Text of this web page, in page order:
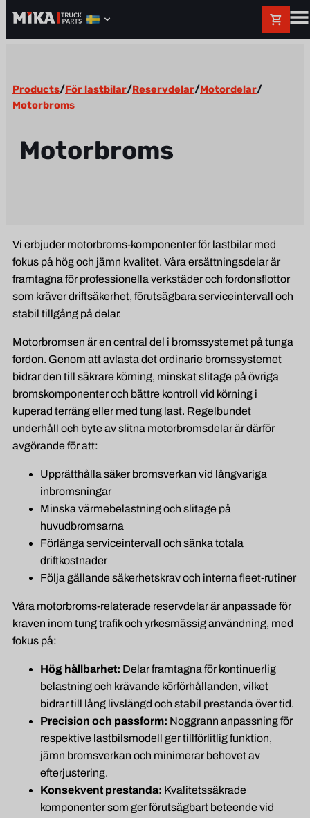
Products/För lastbilar/Reservdelar/Motordelar/
Motorbroms
Motorbroms
Vi erbjuder motorbroms-komponenter för lastbilar med
fokus på hög och jämn kvalitet. Våra ersättningsdelar är
framtagna för professionella verkstäder och fordonsflottor
som kräver driftsäkerhet, förutsägbara serviceintervall och
stabil tillgång på delar.
Motorbromsen är en central del i bromssystemet på tunga
fordon. Genom att avlasta det ordinarie bromssystemet
bidrar den till säkrare körning, minskat slitage på övriga
bromskomponenter och bättre kontroll vid körning i
kuperad terräng eller med tung last. Regelbundet
underhåll och byte av slitna motorbromsdelar är därför
avgörande för att:
Upprätthålla säker bromsverkan vid långvariga
inbromsningar
Minska värmebelastning och slitage på
huvudbromsarna
Förlänga serviceintervall och sänka totala
driftkostnader
Följa gällande säkerhetskrav och interna fleet-rutiner
Våra motorbroms-relaterade reservdelar är anpassade för
kraven inom tung trafik och yrkesmässig användning, med
fokus på:
Hög hållbarhet: Delar framtagna för kontinuerlig
belastning och krävande körförhållanden, vilket
bidrar till lång livslängd och stabil prestanda över tid.
Precision och passform: Noggrann anpassning för
respektive lastbilsmodell ger tillförlitlig funktion,
jämn bromsverkan och minimerar behovet av
efterjustering.
Konsekvent prestanda: Kvalitetssäkrade
komponenter som ger förutsägbart beteende vid